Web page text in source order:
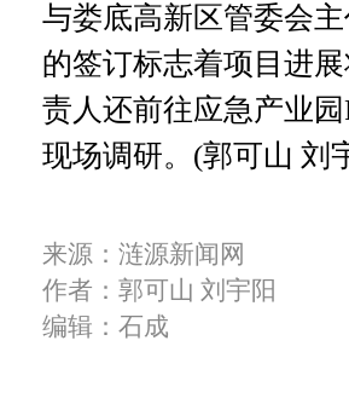
与娄底高新区管委会
的签订标志着项目进
责人还前往应急产业
现场调研。(郭可山 刘
来源：涟源新闻网
作者：郭可山 刘宇阳
编辑：石成